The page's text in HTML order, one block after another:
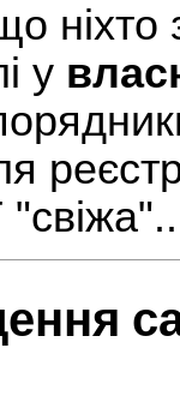
ніхто
у